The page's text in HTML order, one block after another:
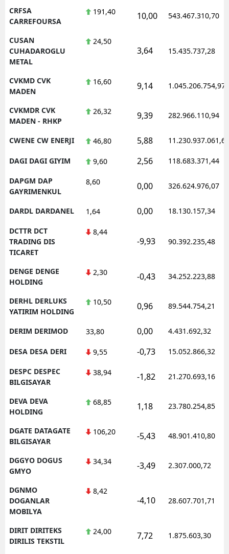
CRFSA
CARREFOURSA
191,40 10,00 543.467.310,70
CUSAN
CUHADAROGLU
METAL
24,50
3,64 15.435.737,28
CVKMD CVK
MADEN
16,60 9,14 1.045.206.754,97
CVKMDR CVK
MADEN - RHKP
26,32 9,39 282.966.110,94
CWENE CW ENERJI 46,80 5,88 11.230.937.061,62
DAGI DAGI GIYIM 9,60 2,56 118.683.371,44
DAPGM DAP
GAYRIMENKUL
8,60 0,00 326.624.976,07
DARDL DARDANEL 1,64 0,00 18.130.157,34
DCTTR DCT
TRADING DIS
TICARET
8,44
-9,93 90.392.235,48
DENGE DENGE
HOLDING
2,30 -0,43 34.252.223,88
DERHL DERLUKS
YATIRIM HOLDING
10,50 0,96 89.544.754,21
DERIM DERIMOD 33,80 0,00 4.431.692,32
DESA DESA DERI 9,55 -0,73 15.052.866,32
DESPC DESPEC
BILGISAYAR
38,94 -1,82 21.270.693,16
DEVA DEVA
HOLDING
68,85 1,18 23.780.254,85
DGATE DATAGATE
BILGISAYAR
106,20 -5,43 48.901.410,80
DGGYO DOGUS
GMYO
34,34 -3,49 2.307.000,72
DGNMO
DOGANLAR
MOBILYA
8,42
-4,10 28.607.701,71
DIRIT DIRITEKS
DIRILIS TEKSTIL
24,00 7,72 1.875.603,30